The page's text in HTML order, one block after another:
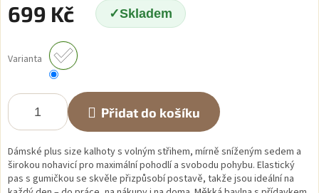
699 Kč Skladem
cena:
Varianta
Přidat do košíku
Dámské plus size kalhoty s volným střihem, mírně sníženým sedem a
širokou nohavicí pro maximální pohodlí a svobodu pohybu. Elastický
pas s gumičkou se skvěle přizpůsobí postavě, takže jsou ideální na